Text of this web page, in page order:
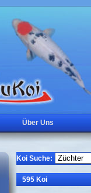
Über Uns
Koi Suche:
595 Koi